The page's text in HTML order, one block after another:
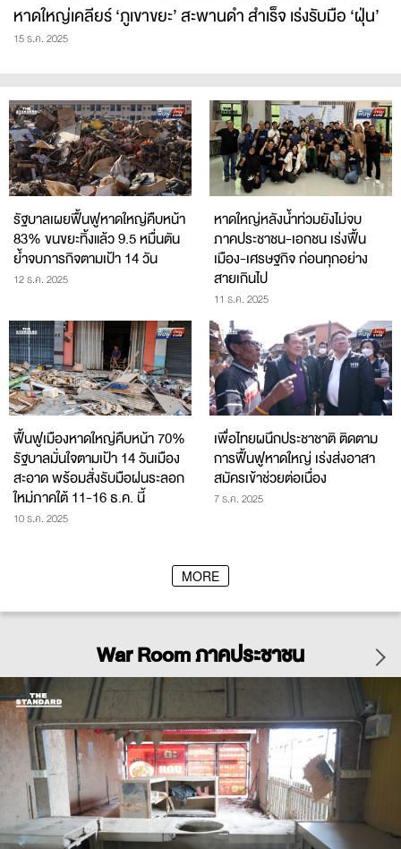
หาดใหญ่เคลียร์ ‘ภูเขาขยะ’ สะพานดำ สำเร็จ เร่งรับมือ ‘ฝุ่น’
15 ธ.ค. 2025
รัฐบาลเผยฟื้นฟูหาดใหญ่คืบหน้า
83% ขนขยะทิ้งแล้ว 9.5 หมื่นตัน
ย้ำจบภารกิจตามเป้า 14 วัน
12 ธ.ค. 2025
หาดใหญ่หลังน้ำท่วมยังไม่จบ
ภาคประชาชน-เอกชน เร่งฟื้น
เมือง-เศรษฐกิจ ก่อนทุกอย่าง
สายเกินไป
11 ธ.ค. 2025
ฟื้นฟูเมืองหาดใหญ่คืบหน้า 70%
รัฐบาลมั่นใจตามเป้า 14 วันเมือง
สะอาด พร้อมสั่งรับมือฝนระลอก
ใหม่ภาคใต้ 11-16 ธ.ค. นี้
10 ธ.ค. 2025
เพื่อไทยผนึกประชาชาติ ติดตาม
การฟื้นฟูหาดใหญ่ เร่งส่งอาสา
สมัครเข้าช่วยต่อเนื่อง
7 ธ.ค. 2025
MORE
War Room ภาคประชาชน